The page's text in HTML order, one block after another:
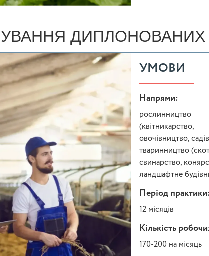
ДИПЛОНОВАНИХ
УМОВИ
Напрями:
рослинництво
(квітникарство,
овочівництво,
тваринництво
свинарство,
ландшафтне
Період
12 місяців
Кількість
170-200 на місяць